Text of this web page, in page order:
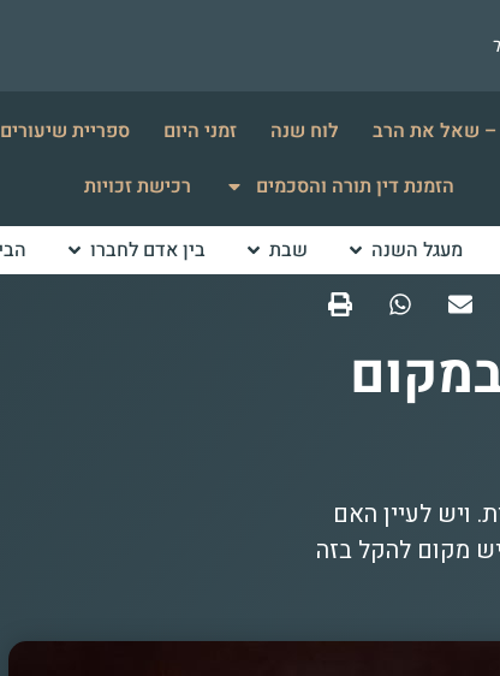
– שאל את הרב לוח שנה זמני היום ספריית שיעורים
הזמנת דין תורה והסכמים
רכישת זכויות
מעגל השנה שבת בין אדם לחברו
ויש לעיין האם
מקום להקל בזה